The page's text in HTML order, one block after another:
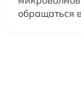
обращаться